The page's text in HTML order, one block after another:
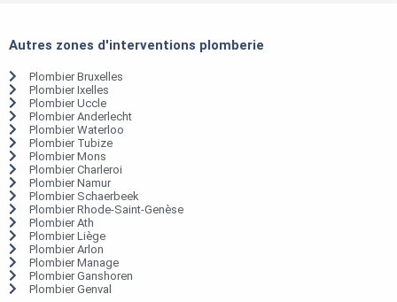
Autres zones d'interventions plomberie
Plombier Bruxelles
Plombier Ixelles
Plombier Uccle
Plombier Anderlecht
Plombier Waterloo
Plombier Tubize
Plombier Mons
Plombier Charleroi
Plombier Namur
Plombier Schaerbeek
Plombier Rhode-Saint-Genèse
Plombier Ath
Plombier Liège
Plombier Arlon
Plombier Manage
Plombier Ganshoren
Plombier Genval